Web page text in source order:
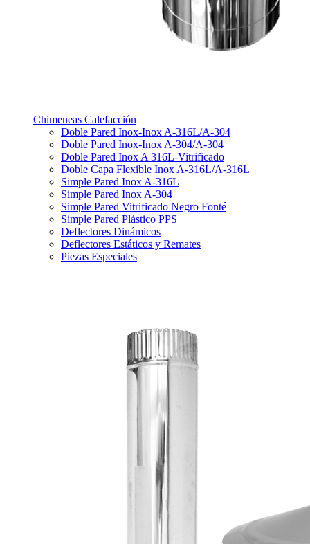
Chimeneas Calefacción
Doble Pared Inox-Inox A-316L/A-304
Doble Pared Inox-Inox A-304/A-304
Doble Pared Inox A 316L-Vitrificado
Doble Capa Flexible Inox A-316L/A-316L
Simple Pared Inox A-316L
Simple Pared Inox A-304
Simple Pared Vitrificado Negro Fonté
Simple Pared Plástico PPS
Deflectores Dinámicos
Deflectores Estáticos y Remates
Piezas Especiales